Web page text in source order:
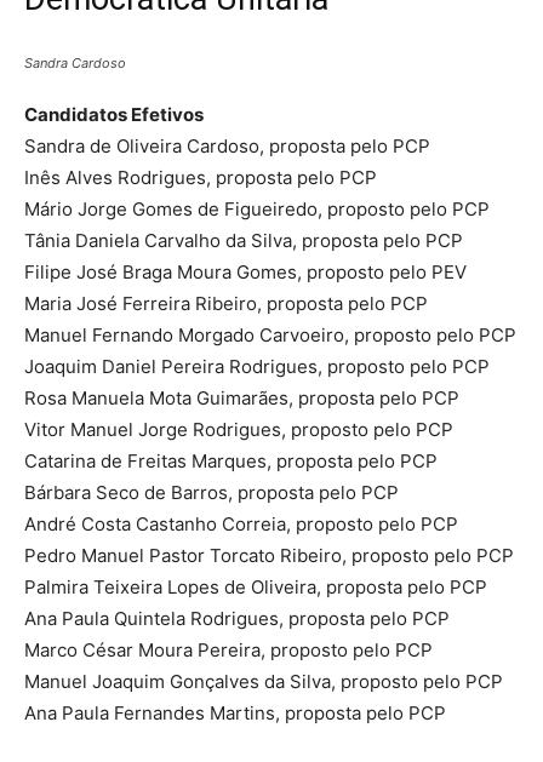
Sandra Cardoso
Candidatos Efetivos
Sandra de Oliveira Cardoso, proposta pelo PCP
Inês Alves Rodrigues, proposta pelo PCP
Mário Jorge Gomes de Figueiredo, proposto pelo PCP
Tânia Daniela Carvalho da Silva, proposta pelo PCP
Filipe José Braga Moura Gomes, proposto pelo PEV
Maria José Ferreira Ribeiro, proposta pelo PCP
Manuel Fernando Morgado Carvoeiro, proposto pelo PCP
Joaquim Daniel Pereira Rodrigues, proposto pelo PCP
Rosa Manuela Mota Guimarães, proposta pelo PCP
Vitor Manuel Jorge Rodrigues, proposto pelo PCP
Catarina de Freitas Marques, proposta pelo PCP
Bárbara Seco de Barros, proposta pelo PCP
André Costa Castanho Correia, proposto pelo PCP
Pedro Manuel Pastor Torcato Ribeiro, proposto pelo PCP
Palmira Teixeira Lopes de Oliveira, proposta pelo PCP
Ana Paula Quintela Rodrigues, proposta pelo PCP
Marco César Moura Pereira, proposto pelo PCP
Manuel Joaquim Gonçalves da Silva, proposto pelo PCP
Ana Paula Fernandes Martins, proposta pelo PCP